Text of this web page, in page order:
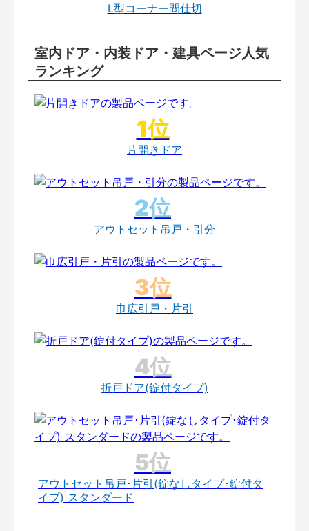
L型コーナー間仕切
室内ドア・内装ドア・建具ページ人気
ランキング
片開きドア
アウトセット吊戸・引分
巾広引戸・片引
折戸ドア(錠付タイプ)
アウトセット吊戸･片引(錠なしタイプ･錠付タ
イプ) スタンダード